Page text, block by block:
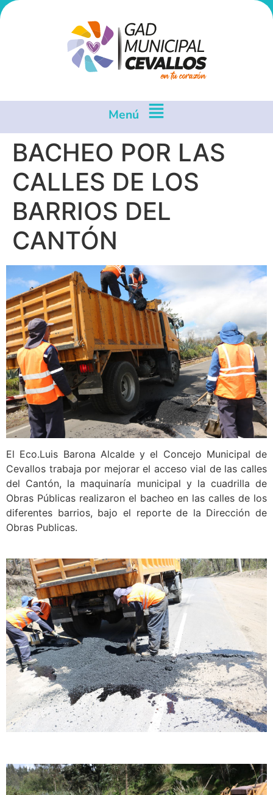
Menú
BACHEO POR LAS
CALLES DE LOS
BARRIOS DEL
CANTÓN
El Eco.Luis Barona Alcalde y el Concejo Municipal de
Cevallos trabaja por mejorar el acceso vial de las calles
del Cantón, la maquinaría municipal y la cuadrilla de
Obras Públicas realizaron el bacheo en las calles de los
diferentes barrios, bajo el reporte de la Dirección de
Obras Publicas.